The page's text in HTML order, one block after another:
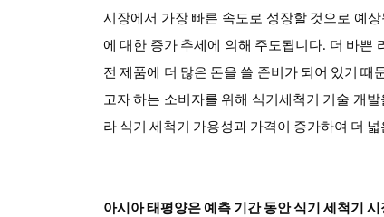
시장에서 가장 빠른 속도로 성장할 것으로 예
에 대한 증가 추세에 의해 주도됩니다. 더 바쁜
전 제품에 더 많은 돈을 쓸 준비가 되어 있기 때
고자 하는 소비자를 위해 식기세척기 기술 개
라 식기 세척기 가용성과 가격이 증가하여 더
아시아 태평양은 예측 기간 동안 식기 세척기